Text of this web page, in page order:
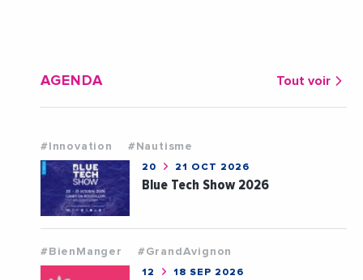
AGENDA Tout voir
#Innovation #Nautisme
20 21 OCT 2026
Blue Tech Show 2026
#BienManger #GrandAvignon
12 18 SEP 2026